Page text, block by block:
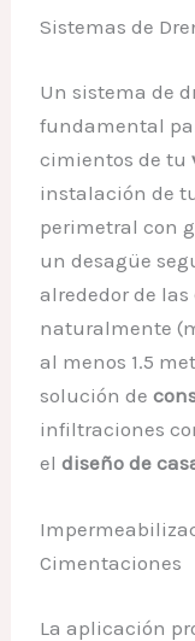
Sistemas de
Un sistema de
fundamental
cimientos de tu
instalación de
perimetral con
un desagüe
alrededor de las
naturalmente
al menos 1.5
solución de
infiltraciones
eldiseño de
Cimentaciones
La aplicación